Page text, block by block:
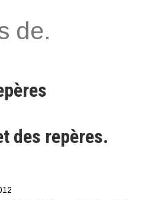
de.
des repères.